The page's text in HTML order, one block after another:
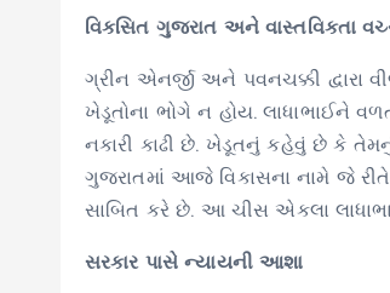
વિકસિત ગુજરાત અને વાસ્તવિકતા
ગ્રીન એનર્જી અને પવનચક્કી દ્વારા
ખેડૂતોના ભોગે ન હોય. લાધાભાઈને
નકારી કાઢી છે. ખેડૂતનું કહેવું છે કે
ગુજરાતમાં આજે વિકાસના નામે જે રીતે
સાબિત કરે છે. આ ચીસ એકલા
સરકાર પાસે ન્યાયની આશા